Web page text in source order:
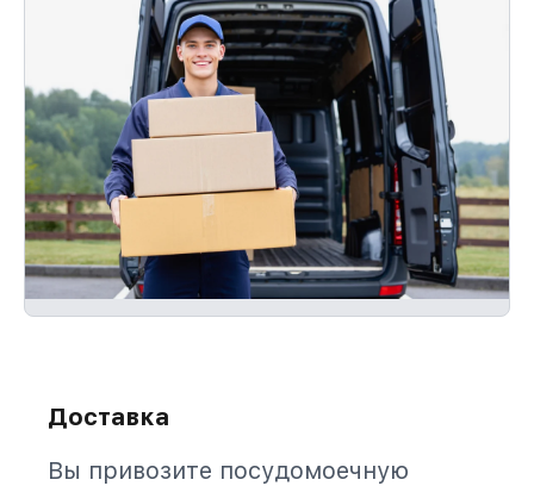
Доставка
Вы привозите посудомоечную